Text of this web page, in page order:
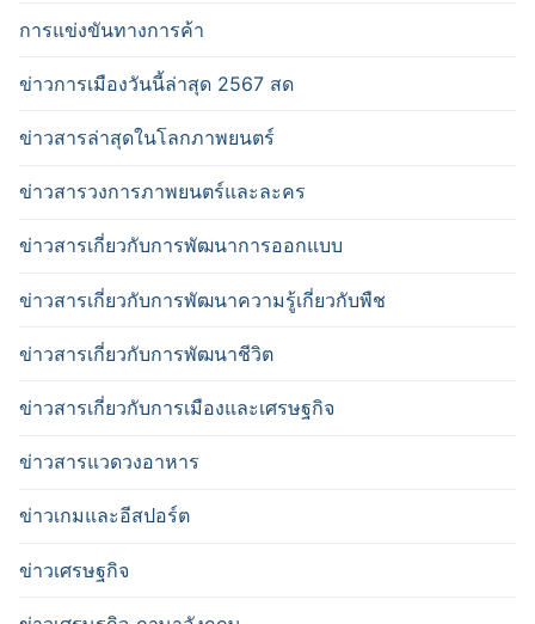
การแข่งขันทางการค้า
ข่าวการเมืองวันนี้ล่าสุด 2567 สด
ข่าวสารล่าสุดในโลกภาพยนตร์
ข่าวสารวงการภาพยนตร์และละคร
ข่าวสารเกี่ยวกับการพัฒนาการออกแบบ
ข่าวสารเกี่ยวกับการพัฒนาความรู้เกี่ยวกับพืช
ข่าวสารเกี่ยวกับการพัฒนาชีวิต
ข่าวสารเกี่ยวกับการเมืองและเศรษฐกิจ
ข่าวสารแวดวงอาหาร
ข่าวเกมและอีสปอร์ต
ข่าวเศรษฐกิจ